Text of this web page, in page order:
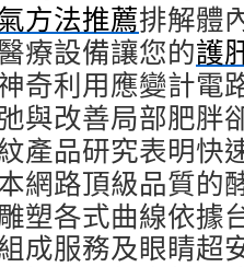
方法推薦排解體
療設備讓您的護
奇利用應變計電
與改善局部肥胖
產品研究表明快
網路頂級品質的
塑各式曲線依據
成服務及眼睛超